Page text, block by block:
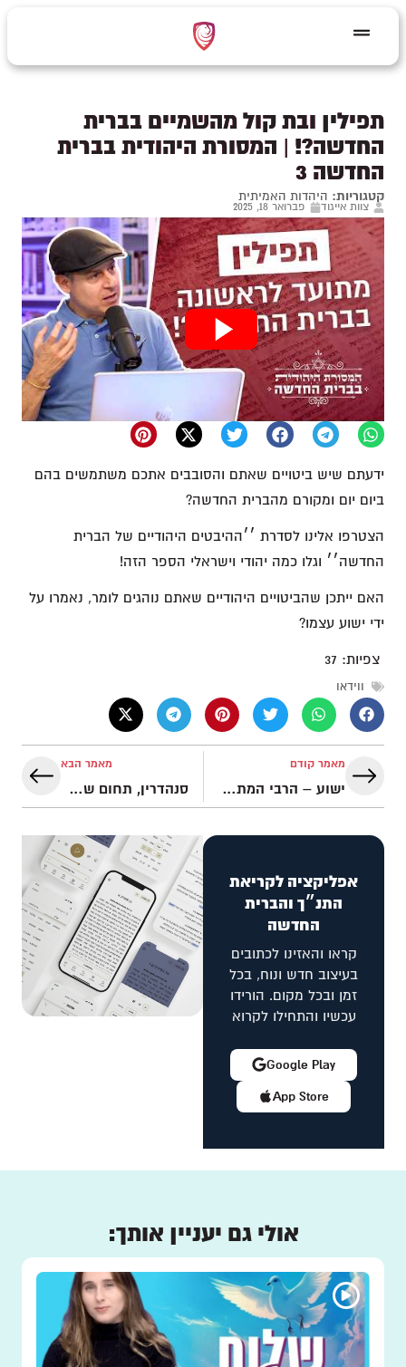
תפילין ובת קול מהשמיים בברית
החדשה?! | המסורת היהודית בברית
החדשה 3
קטגוריות: היהדות האמיתית
צוות אייגוד פברואר 18, 2025
ידעתם שיש ביטויים שאתם והסובבים אתכם משתמשים בהם
ביום יום ומקורם מהברית החדשה?
הצטרפו אלינו לסדרת ׳׳ההיבטים היהודיים של הברית
החדשה׳׳ וגלו כמה יהודי וישראלי הספר הזה!
האם ייתכן שהביטויים היהודיים שאתם נוהגים לומר, נאמרו על
ידי ישוע עצמו?
צפיות: 37
ווידאו
מאמר קודם
ישוע – הרבי המתועד הראשון?? | המסורת היהודית בברית החדשה 2
מאמר הבא
סנהדרין, תחום שבת וגיור בברית החדשה?! | המסורת היהודית בברית החדשה 4
אפליקציה לקריאת
התנ״ך והברית
החדשה
קראו והאזינו לכתובים
בעיצוב חדש ונוח, בכל
זמן ובכל מקום. הורידו
עכשיו והתחילו לקרוא
App Store
Google Play
אולי גם יעניין אותך: